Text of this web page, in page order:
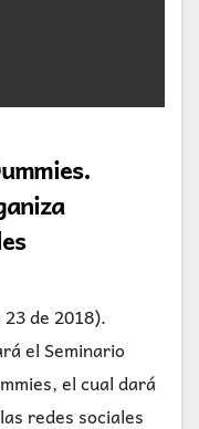
de 2018).
el Seminario
el cual dará
redes sociales